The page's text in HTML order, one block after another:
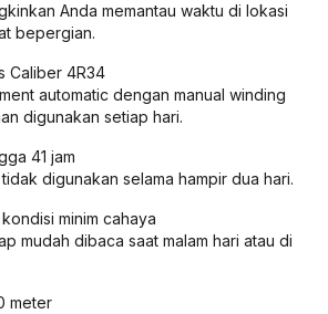
Anda memantau waktu di lokasi
bepergian.
Caliber 4R34
automatic dengan manual winding
digunakan setiap hari.
41 jam
digunakan selama hampir dua hari.
minim cahaya
mudah dibaca saat malam hari atau di
meter